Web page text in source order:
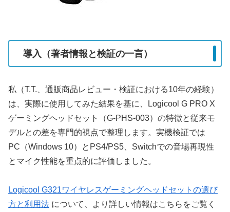
導入（著者情報と検証の一言）
私（T.T.、通販商品レビュー・検証における10年の経験）
は、実際に使用してみた結果を基に、Logicool G PRO X
ゲーミングヘッドセット（G-PHS-003）の特徴と従来モ
デルとの差を専門的視点で整理します。実機検証では
PC（Windows 10）とPS4/PS5、Switchでの音場再現性
とマイク性能を重点的に評価しました。
Logicool G321ワイヤレスゲーミングヘッドセットの選び
方と利用法 について、より詳しい情報はこちらをご覧く